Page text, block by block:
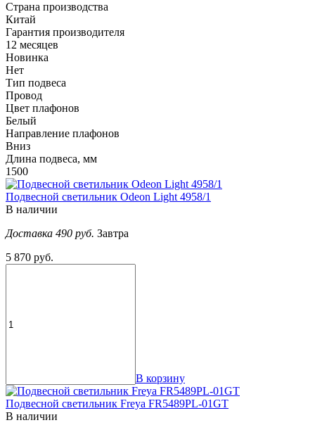
Страна производства
Китай
Гарантия производителя
12 месяцев
Новинка
Нет
Тип подвеса
Провод
Цвет плафонов
Белый
Направление плафонов
Вниз
Длина подвеса, мм
1500
Подвесной светильник Odeon Light 4958/1
В наличии
Доставка 490 руб. Завтра
5 870 руб.
В корзину
Подвесной светильник Freya FR5489PL-01GT
В наличии